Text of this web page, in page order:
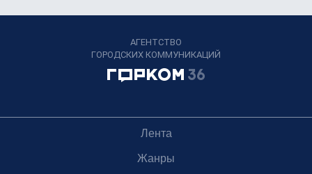
АГЕНТСТВО
ГОРОДСКИХ КОММУНИКАЦИЙ
Лента
Жанры